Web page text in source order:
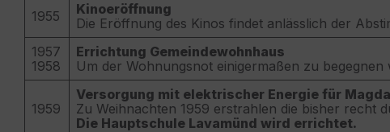
1955
Kinoeröffnung
Die Eröffnung des Kinos findet anlässlich der
1957
1958
Errichtung Gemeindewohnhaus
Um der Wohnungsnot einigermaßen zu
1959
Versorgung mit elektrischer Energie für
Zu Weihnachten 1959 erstrahlen die bisher recht
Die Hauptschule Lavamünd wird errichtet.